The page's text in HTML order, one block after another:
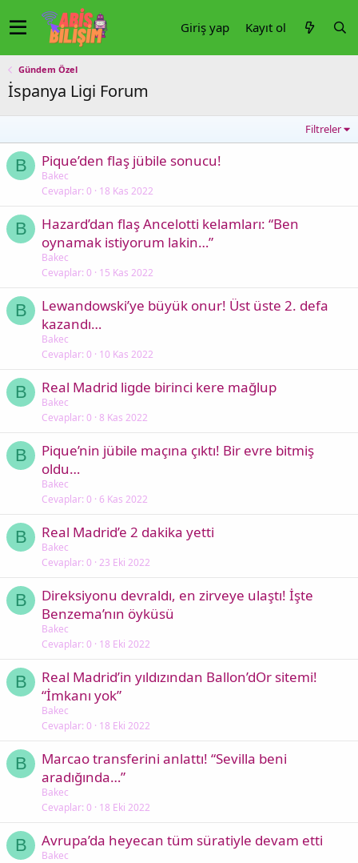
Giriş yap Kayıt ol
Gündem Özel
İspanya Ligi Forum
Filtreler
B Pique’den flaş jübile sonucu!
Bakec
Cevaplar 0 18 Kas 2022
B
Hazard’dan flaş Ancelotti kelamları: “Ben
oynamak istiyorum lakin…”
Bakec
Cevaplar 0 15 Kas 2022
B
Lewandowski’ye büyük onur! Üst üste 2. defa
kazandı…
Bakec
Cevaplar 0 10 Kas 2022
B Real Madrid ligde birinci kere mağlup
Bakec
Cevaplar 0 8 Kas 2022
B
Pique’nin jübile maçına çıktı! Bir evre bitmiş
oldu…
Bakec
Cevaplar 0 6 Kas 2022
B Real Madrid’e 2 dakika yetti
Bakec
Cevaplar 0 23 Eki 2022
B
Direksiyonu devraldı, en zirveye ulaştı! İşte
Benzema’nın öyküsü
Bakec
Cevaplar 0 18 Eki 2022
B
Real Madrid’in yıldızından Ballon’dOr sitemi!
“İmkanı yok”
Bakec
Cevaplar 0 18 Eki 2022
B
Marcao transferini anlattı! “Sevilla beni
aradığında…”
Bakec
Cevaplar 0 18 Eki 2022
B Avrupa’da heyecan tüm süratiyle devam etti
Bakec